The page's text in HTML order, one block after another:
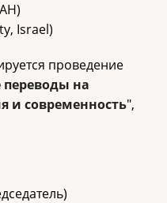
Israel)
проведение
на
и современность",